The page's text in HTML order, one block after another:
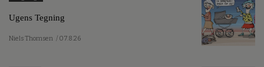
Ugens Tegning
Niels Thomsen / 07.8.26